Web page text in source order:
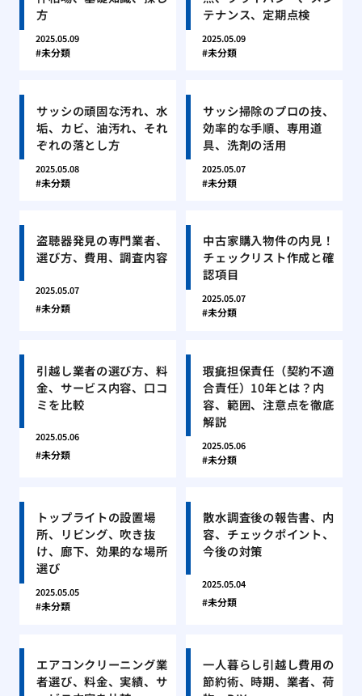
方
2025.05.09
未分類
テナンス、定期点検
2025.05.09
未分類
サッシの頑固な汚れ、水
垢、カビ、油汚れ、それ
ぞれの落とし方
2025.05.08
未分類
サッシ掃除のプロの技、
効率的な手順、専用道
具、洗剤の活用
2025.05.07
未分類
盗聴器発見の専門業者、
選び方、費用、調査内容
2025.05.07
未分類
中古家購入物件の内見！
チェックリスト作成と確
認項目
2025.05.07
未分類
引越し業者の選び方、料
金、サービス内容、口コ
ミを比較
2025.05.06
未分類
瑕疵担保責任（契約不適
合責任）10年とは？内
容、範囲、注意点を徹底
解説
2025.05.06
未分類
トップライトの設置場
所、リビング、吹き抜
け、廊下、効果的な場所
選び
2025.05.05
未分類
散水調査後の報告書、内
容、チェックポイント、
今後の対策
2025.05.04
未分類
エアコンクリーニング業
者選び、料金、実績、サ
一人暮らし引越し費用の
節約術、時期、業者、荷